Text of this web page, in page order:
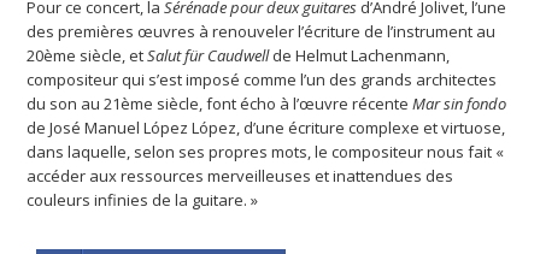
Pour ce concert, la Sérénade pour deux guitares d’André Jolivet, l’une
des premières œuvres à renouveler l’écriture de l’instrument au
20ème siècle, etSalut für Caudwellde Helmut Lachenmann,
compositeur qui s’est imposé comme l’un des grands architectes
du son au 21ème siècle, font écho à l’œuvre récenteMar sin fondo
de José Manuel López López, d’une écriture complexe et virtuose,
dans laquelle, selon ses propres mots, le compositeur nous fait «
accéder aux ressources merveilleuses et inattendues des
couleurs infinies de la guitare. »